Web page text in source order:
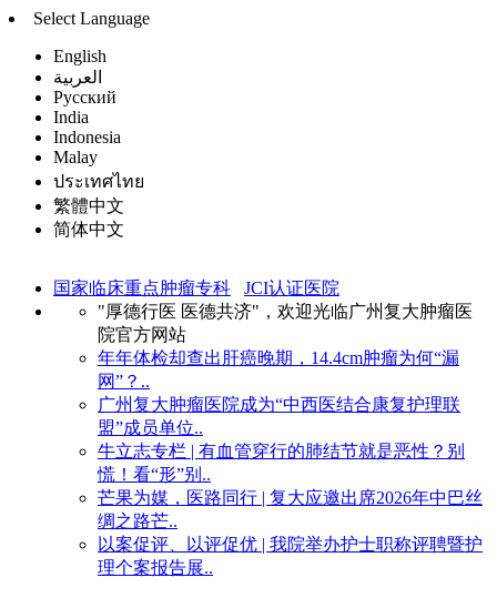
Select Language
English
العربية
Русский
India
Indonesia
Malay
ประเทศไทย
繁體中文
简体中文
国家临床重点肿瘤专科
JCI认证医院
"厚德行医 医德共济"，欢迎光临广州复大肿瘤医
院官方网站
年年体检却查出肝癌晚期，14.4cm肿瘤为何“漏
网”？..
广州复大肿瘤医院成为“中西医结合康复护理联
盟”成员单位..
牛立志专栏 | 有血管穿行的肺结节就是恶性？别
慌！看“形”别..
芒果为媒，医路同行 | 复大应邀出席2026年中巴丝
绸之路芒..
以案促评、以评促优 | 我院举办护士职称评聘暨护
理个案报告展..